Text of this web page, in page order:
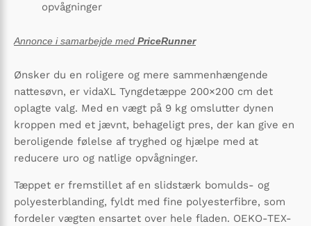
opvågninger
Annonce i samarbejde med PriceRunner
Ønsker du en roligere og mere sammenhængende
nattesøvn, er vidaXL Tyngdetæppe 200×200 cm det
oplagte valg. Med en vægt på 9 kg omslutter dynen
kroppen med et jævnt, behageligt pres, der kan give en
beroligende følelse af tryghed og hjælpe med at
reducere uro og natlige opvågninger.
Tæppet er fremstillet af en slidstærk bomulds- og
polyesterblanding, fyldt med fine polyesterfibre, som
fordeler vægten ensartet over hele fladen. OEKO-TEX-